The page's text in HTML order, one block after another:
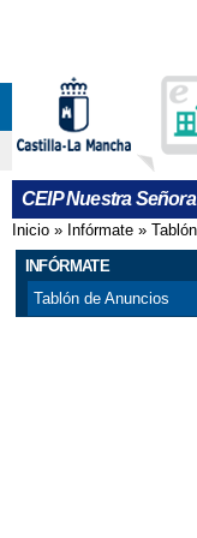
CEIP Nuestra
Se
Inicio » Infórmate »
INFÓRMATE
Tablón de Anuncios